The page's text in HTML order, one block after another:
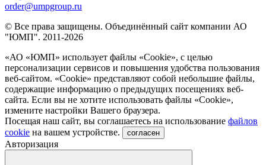
order@umpgroup.ru
© Все права защищены. Объединённый сайт компании АО
"ЮМП". 2011-2026
«АО «ЮМП» использует файлы «Сookie», с целью
персонализации сервисов и повышения удобства пользования
веб-сайтом. «Cookie» представляют собой небольшие файлы,
содержащие информацию о предыдущих посещениях веб-
сайта. Если вы не хотите использовать файлы «Сookie»,
измените настройки Вашего браузера.
Посещая наш сайт, вы соглашаетесь на использование файлов
cookie на вашем устройстве. согласен
Авторизация